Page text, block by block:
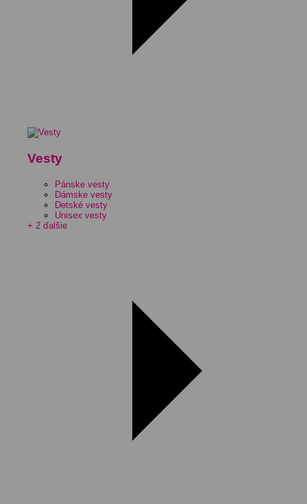
Vesty
Pánske vesty
Dámske vesty
Detské vesty
Unisex vesty
+ 2 ďalšie